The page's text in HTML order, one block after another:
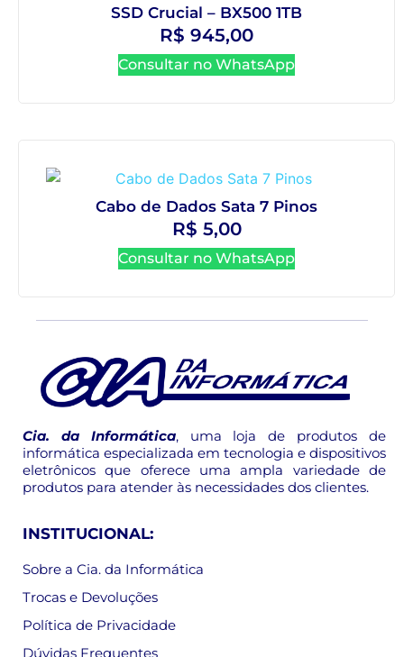
SSD Crucial – BX500 1TB
R$ 945,00
Consultar no WhatsApp
Cabo de Dados Sata 7 Pinos
R$ 5,00
Consultar no WhatsApp
Cia. da Informática, uma loja de produtos de
informática especializada em tecnologia e dispositivos
eletrônicos que oferece uma ampla variedade de
produtos para atender às necessidades dos clientes.
INSTITUCIONAL:
Sobre a Cia. da Informática
Trocas e Devoluções
Política de Privacidade
Dúvidas Frequentes